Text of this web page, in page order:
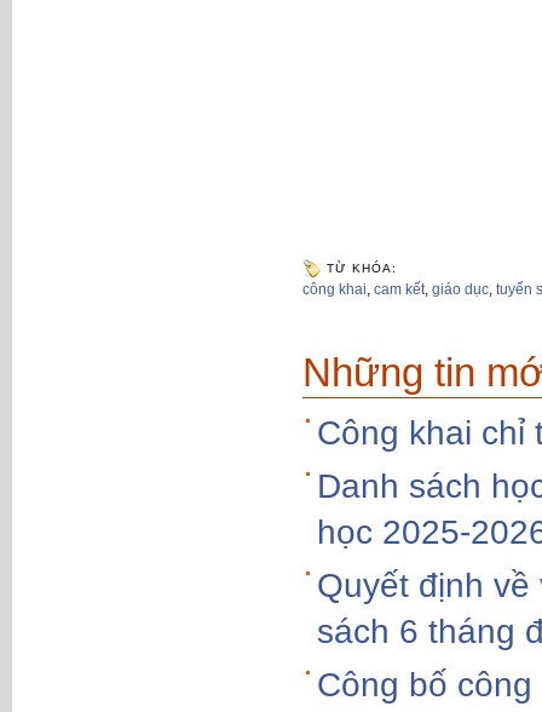
TỪ KHÓA:
công khai, cam kết, giáo dục, tuyển
Những tin
Công khai chỉ
Danh sách
học 2025-
Quyết định
sách 6 tháng
Công bố